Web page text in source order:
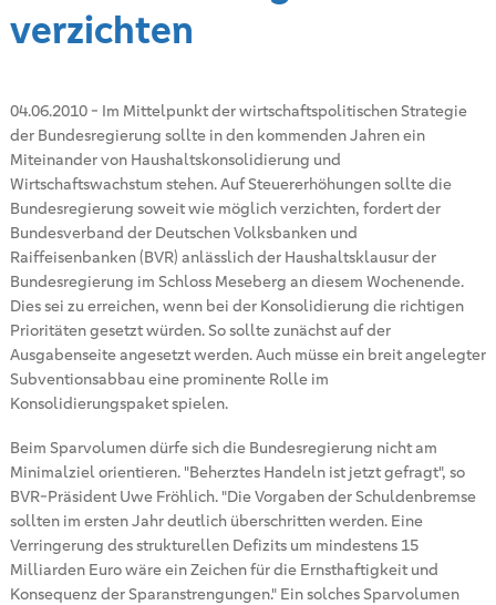
verzichten
04.06.2010- Im Mittelpunkt der wirtschaftspolitischen Strategie
der Bundesregierung sollte in den kommenden Jahren ein
Miteinander von Haushaltskonsolidierung und
Wirtschaftswachstum stehen. Auf Steuererhöhungen sollte die
Bundesregierung soweit wie möglich verzichten, fordert der
Bundesverband der Deutschen Volksbanken und
Raiffeisenbanken (BVR) anlässlich der Haushaltsklausur der
Bundesregierung im Schloss Meseberg an diesem Wochenende.
Dies sei zu erreichen, wenn bei der Konsolidierung die richtigen
Prioritäten gesetzt würden. So sollte zunächst auf der
Ausgabenseite angesetzt werden. Auch müsse ein breit angelegter
Subventionsabbau eine prominente Rolle im
Konsolidierungspaket spielen.
Beim Sparvolumen dürfe sich die Bundesregierung nicht am
Minimalziel orientieren. "Beherztes Handeln ist jetzt gefragt", so
BVR-Präsident Uwe Fröhlich. "Die Vorgaben der Schuldenbremse
sollten im ersten Jahr deutlich überschritten werden. Eine
Verringerung des strukturellen Defizits um mindestens 15
Milliarden Euro wäre ein Zeichen für die Ernsthaftigkeit und
Konsequenz der Sparanstrengungen." Ein solches Sparvolumen